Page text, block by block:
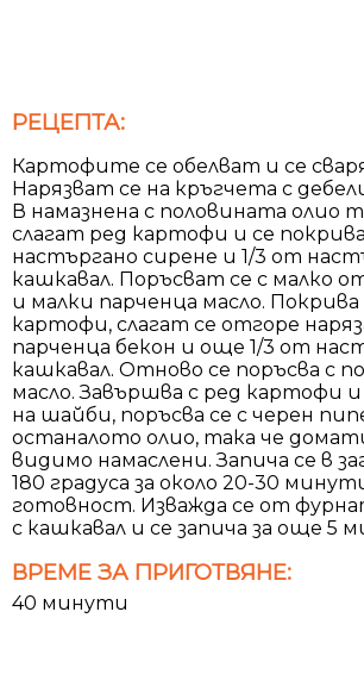
РЕЦЕПТА:
Картофите се обелват и се
Нарязват се на кръгчета с
В намазнена с половината олио
слагат ред картофи и се
настъргано сирене и 1/3 от
кашкавал. Поръсват се с малко
и малки парченца масло. Покрива
картофи, слагат се отгоре
парченца бекон и още 1/3 от
кашкавал. Отново се поръсва с
масло. Завършва с ред картофи
на шайби, поръсва се с черен
останалото олио, така че
видимо намаслени. Запича се в
180 градуса за около 20-30
готовност. Изважда се от
с кашкавал и се запича за още 5
ВРЕМЕ ЗА ПРИГОТВЯНЕ:
40 минути